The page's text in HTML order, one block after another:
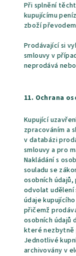
Při splnění
kupujícímu
zboží
Prodávající si
smlouvy v
neprodává
11. Ochrana
Kupující
zpracováním a
v databázi
smlouvy a pro
Nakládání s
souladu se
osobních
odvolat udělení
údaje
přičemž
osobních údajů
které nezbytně
Jednotlivé
archivovány v